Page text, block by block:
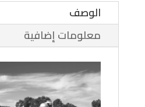
الوصف
معلومات إضافية